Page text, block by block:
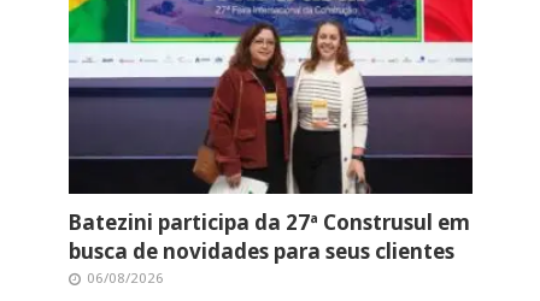
Batezini participa da 27ª Construsul em
busca de novidades para seus clientes
06/08/2026